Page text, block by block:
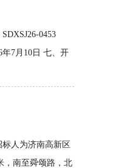
0453
7月10日 七、开
人为济南高新区
，南至舜颂路，北